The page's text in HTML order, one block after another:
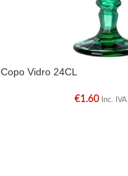
Copo Vidro 24CL
€1.60 Inc. IVA